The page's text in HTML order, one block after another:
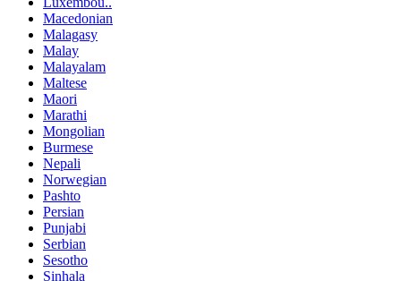
Macedonian
Malagasy
Malay
Malayalam
Maltese
Maori
Marathi
Mongolian
Burmese
Nepali
Norwegian
Pashto
Persian
Punjabi
Serbian
Sesotho
Sinhala